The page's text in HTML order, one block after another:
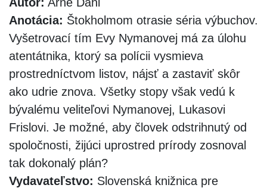
Anotácia: Štokholmom otrasie séria výbuchov.
Vyšetrovací tím Evy Nymanovej má za úlohu
atentátnika, ktorý sa polícii vysmieva
prostredníctvom listov, nájsť a zastaviť skôr
ako udrie znova. Všetky stopy však vedú k
bývalému veliteľovi Nymanovej, Lukasovi
Frislovi. Je možné, aby človek odstrihnutý od
spoločnosti, žijúci uprostred prírody zosnoval
tak dokonalý plán?
Vydavateľstvo: Slovenská knižnica pre